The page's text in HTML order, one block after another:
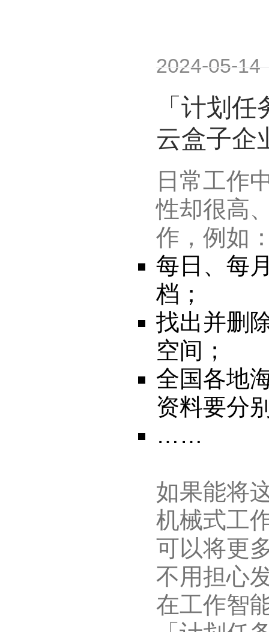
2024-05-14
「计划
云盒子企
日常工作
性却很高
作，例如
每日、每
档；
找出并删
空间；
全国各地
资料要分
……
如果能将
机械式工
可以将更
不用担心
在工作智